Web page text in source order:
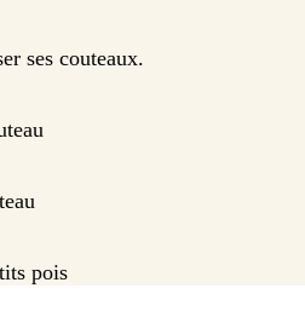
ses couteaux.
pois